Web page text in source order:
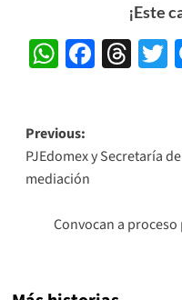
¡Este
Post
navigation
Previous:
PJEdomex y Secretaría
mediación
Convocan a